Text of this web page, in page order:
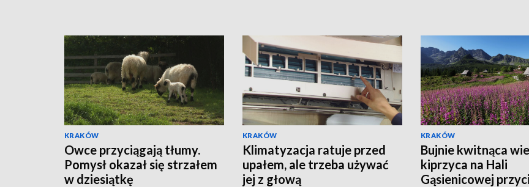
KRAKÓW
Owce przyciągają tłumy.
Pomysł okazał się strzałem
w dziesiątkę
KRAKÓW
Klimatyzacja ratuje przed
upałem, ale trzeba używać
jej z głową
KRAKÓW
Bujnie kwitnąca
kiprzyca na Hali
Gąsienicowej